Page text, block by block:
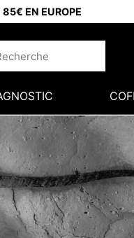
85€ EN EUROPE